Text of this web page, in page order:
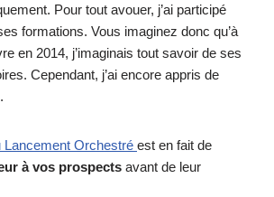
Pour tout avouer, j’ai participé
formations. Vous imaginez donc qu’à
en 2014, j’imaginais tout savoir de ses
Cependant, j’ai encore appris de
Lancement Orchestré est en fait de
à vos prospects avant de leur